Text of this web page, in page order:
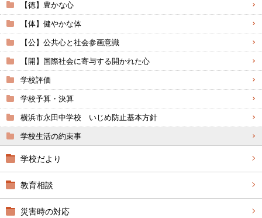
【徳】豊かな心
【体】健やかな体
【公】公共心と社会参画意識
【開】国際社会に寄与する開かれた心
学校評価
学校予算・決算
横浜市永田中学校 いじめ防止基本方針
学校生活の約束事
学校だより
教育相談
災害時の対応